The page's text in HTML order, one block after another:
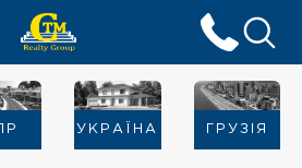
УКРАЇНА ГРУЗІЯ